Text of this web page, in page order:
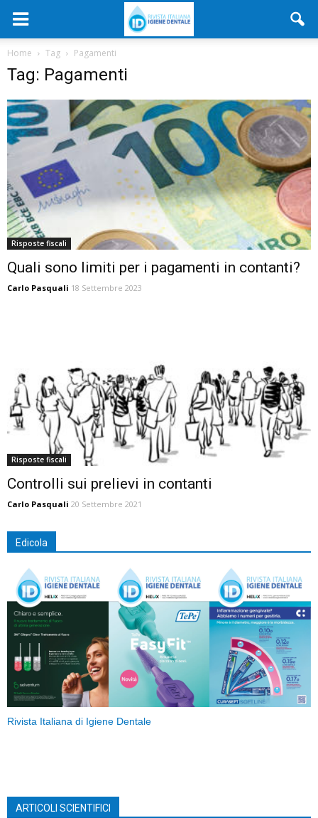
Home Tag Pagamenti
Tag: Pagamenti
Risposte fiscali
Quali sono limiti per i pagamenti in contanti?
Carlo Pasquali 18 Settembre 2023
Risposte fiscali
Controlli sui prelievi in contanti
Carlo Pasquali 20 Settembre 2021
Edicola
Rivista Italiana di Igiene Dentale
ARTICOLI SCIENTIFICI